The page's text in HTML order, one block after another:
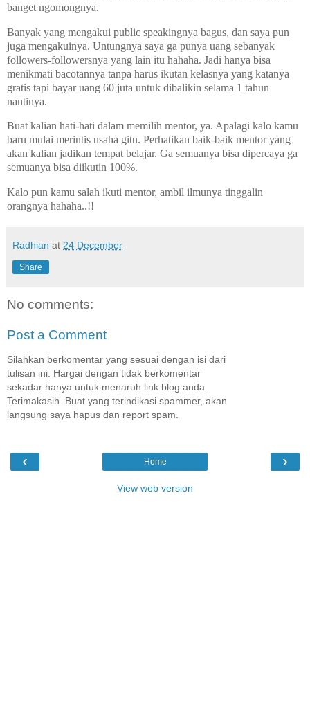
banget ngomongnya.
Banyak yang mengakui public speakingnya bagus, dan saya pun
juga mengakuinya. Untungnya saya ga punya uang sebanyak
followers-followersnya yang lain itu hahaha. Jadi hanya bisa
menikmati bacotannya tanpa harus ikutan kelasnya yang katanya
gratis tapi bayar uang 60 juta untuk dibalikin selama 1 tahun
nantinya.
Buat kalian hati-hati dalam memilih mentor, ya. Apalagi kalo kamu
baru mulai merintis usaha gitu. Perhatikan baik-baik mentor yang
akan kalian jadikan tempat belajar. Ga semuanya bisa dipercaya ga
semuanya bisa diikutin 100%.
Kalo pun kamu salah ikuti mentor, ambil ilmunya tinggalin
orangnya hahaha..!!
Radhian at 24 December
Share
No comments:
Post a Comment
Silahkan berkomentar yang sesuai dengan isi dari
tulisan ini. Hargai dengan tidak berkomentar
sekadar hanya untuk menaruh link blog anda.
Terimakasih. Buat yang terindikasi spammer, akan
langsung saya hapus dan report spam.
‹ ›
Home
View web version